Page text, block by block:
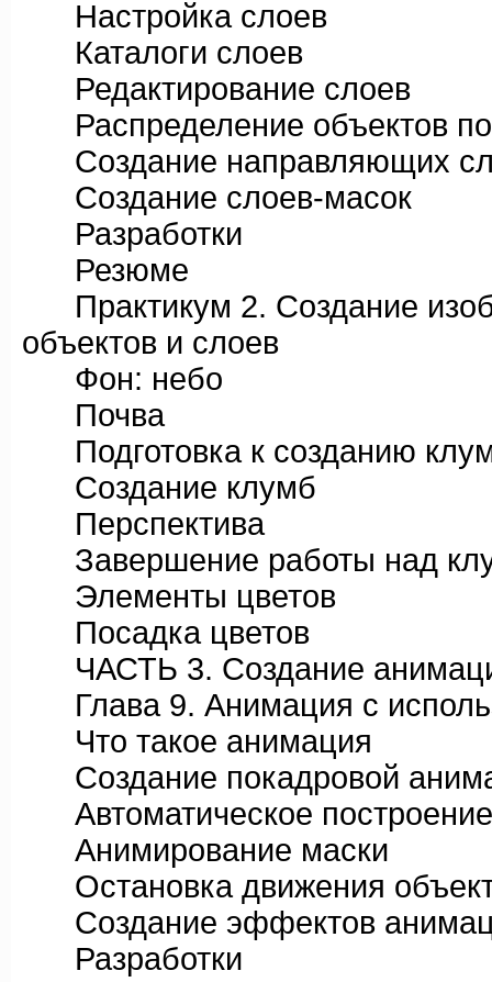
Настройка слоев
Каталоги слоев
Редактирование слоев
Распределение объектов
Создание направляющих
Создание слоев-масок
Разработки
Резюме
Практикум 2. Создание
объектов и слоев
Фон: небо
Почва
Подготовка к созданию
Создание клумб
Перспектива
Завершение работы над
Элементы цветов
Посадка цветов
ЧАСТЬ 3. Создание
Глава 9. Анимация с
Что такое анимация
Создание покадровой
Автоматическое
Анимирование маски
Остановка движения
Создание эффектов
Разработки